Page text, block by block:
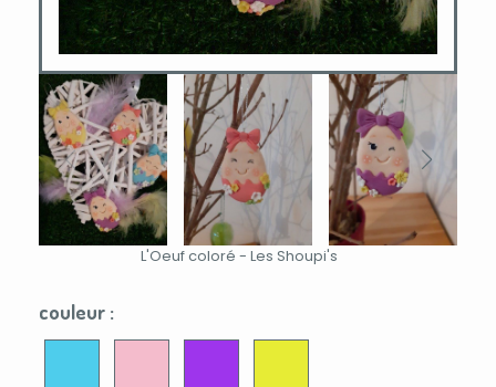
L'Oeuf coloré - Les Shoupi's
couleur :